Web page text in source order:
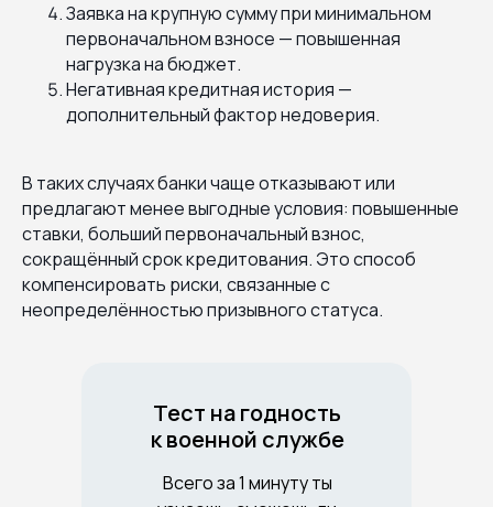
Заявка на крупную сумму при минимальном
первоначальном взносе — повышенная
нагрузка на бюджет.
Негативная кредитная история —
дополнительный фактор недоверия.
В таких случаях банки чаще отказывают или
предлагают менее выгодные условия: повышенные
ставки, больший первоначальный взнос,
сокращённый срок кредитования. Это способ
компенсировать риски, связанные с
неопределённостью призывного статуса.
Тест на годность
к военной службе
Всего за 1 минуту ты